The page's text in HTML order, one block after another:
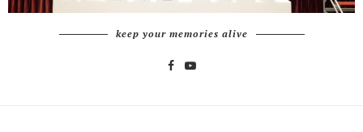
keep your memories alive